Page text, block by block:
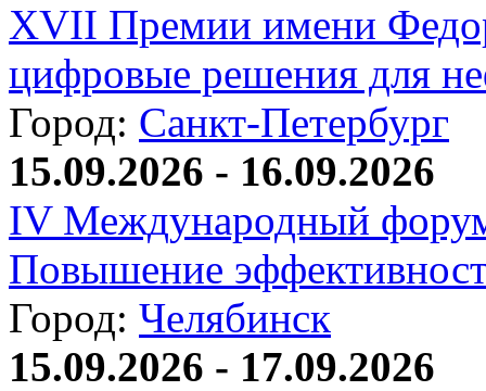
XVII Премии имени
цифровые решения для
Город: Санкт-Петербург
15.09.2026 - 16.09.2026
IV Международный
Повышение
Город: Челябинск
15.09.2026 - 17.09.2026